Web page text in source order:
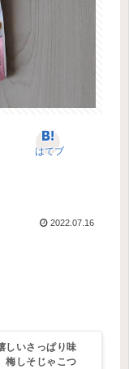
はてブ
2022.07.16
しいさっぱり味
梅しそじゃこつ